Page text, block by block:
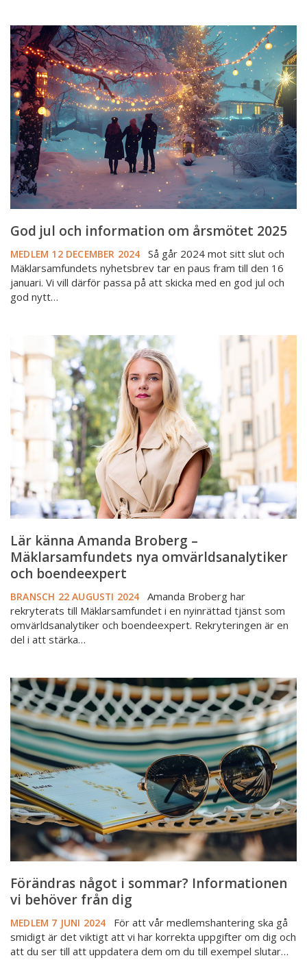
God
jul
och
information
om
årsmötet
2025
God jul och information om årsmötet 2025
MEDLEM 12 DECEMBER 2024
Så går 2024 mot sitt slut och
Mäklarsamfundets nyhetsbrev tar en paus fram till den 16
januari. Vi vill därför passa på att skicka med en god jul och
god nytt…
känna
Amanda
Broberg
Mäklarsamfundets
nya
omvärldsanalytiker
och
boendeexpert
Lär känna Amanda Broberg –
Mäklarsamfundets nya omvärldsanalytiker
och boendeexpert
BRANSCH 22 AUGUSTI 2024
Amanda Broberg har
rekryterats till Mäklarsamfundet i en nyinrättad tjänst som
omvärldsanalytiker och boendeexpert. Rekryteringen är en
del i att stärka…
Förändras
något
sommar?
Informationen
behöver
från
dig
Förändras något i sommar? Informationen
vi behöver från dig
MEDLEM 7 JUNI 2024
För att vår medlemshantering ska gå
smidigt är det viktigt att vi har korrekta uppgifter om dig och
att du ser till att uppdatera dem om du till exempel slutar…